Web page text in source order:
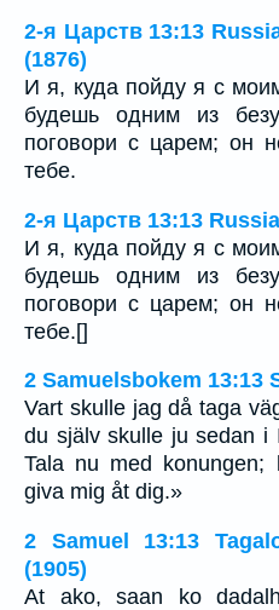
2-я Царств 13:13
(1876)
И я, куда пойду я с
будешь одним из
поговори с царем; он
тебе.
2-я Царств 13:13
И я, куда пойду я с
будешь одним из
поговори с царем; он
тебе.[]
2 Samuelsbokem 13:13
Vart skulle jag då taga
du själv skulle ju sedan i
Tala nu med
giva mig åt dig.»
2 Samuel 13:13
(1905)
At ako, saan ko